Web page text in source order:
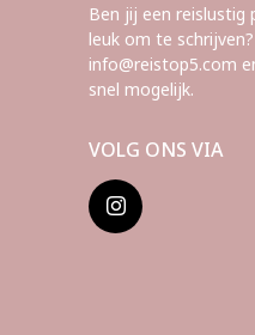
Ben jij een reislustig
leuk om te
info@reistop5.com
snel mogelijk.
VOLG ONS VIA